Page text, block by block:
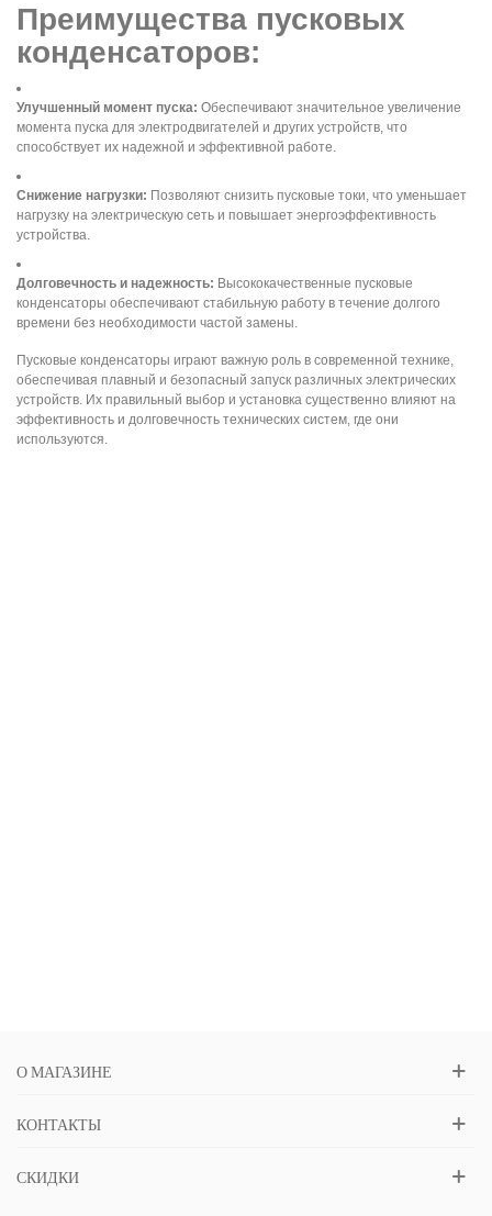
Преимущества пусковых
конденсаторов:
Улучшенный момент пуска: Обеспечивают значительное увеличение
момента пуска для электродвигателей и других устройств, что
способствует их надежной и эффективной работе.
Снижение нагрузки: Позволяют снизить пусковые токи, что уменьшает
нагрузку на электрическую сеть и повышает энергоэффективность
устройства.
Долговечность и надежность: Высококачественные пусковые
конденсаторы обеспечивают стабильную работу в течение долгого
времени без необходимости частой замены.
Пусковые конденсаторы играют важную роль в современной технике,
обеспечивая плавный и безопасный запуск различных электрических
устройств. Их правильный выбор и установка существенно влияют на
эффективность и долговечность технических систем, где они
используются.
О МАГАЗИНЕ
КОНТАКТЫ
СКИДКИ